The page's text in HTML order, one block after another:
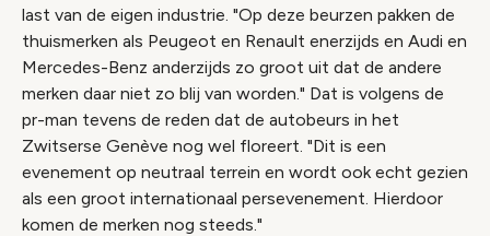
last van de eigen industrie. "Op deze beurzen pakken de
thuismerken als Peugeot en Renault enerzijds en Audi en
Mercedes-Benz anderzijds zo groot uit dat de andere
merken daar niet zo blij van worden." Dat is volgens de
pr-man tevens de reden dat de autobeurs in het
Zwitserse Genève nog wel floreert. "Dit is een
evenement op neutraal terrein en wordt ook echt gezien
als een groot internationaal persevenement. Hierdoor
komen de merken nog steeds."